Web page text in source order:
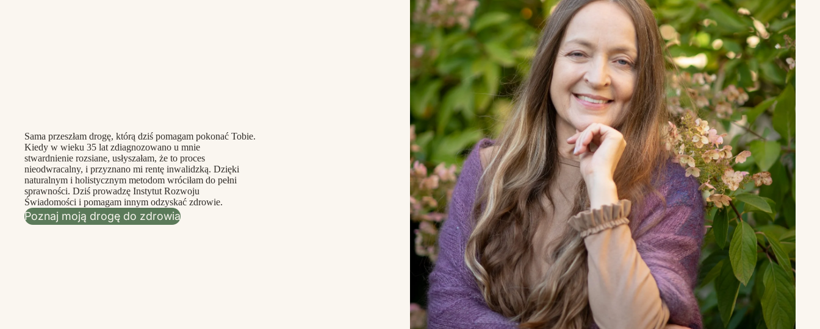
Sama przeszłam drogę, którą dziś pomagam pokonać Tobie.
Kiedy w wieku 35 lat zdiagnozowano u mnie
stwardnienie rozsiane, usłyszałam, że to proces
nieodwracalny, i przyznano mi rentę inwalidzką. Dzięki
naturalnym i holistycznym metodom wróciłam do pełni
sprawności. Dziś prowadzę Instytut Rozwoju
Świadomości i pomagam innym odzyskać zdrowie.
Poznaj moją drogę do zdrowia